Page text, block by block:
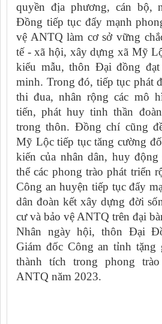
quyền địa phương, cán bộ,
Đồng tiếp tục đẩy mạnh
vệ ANTQ làm cơ sở vững
tế - xã hội, xây dựng xã Mỹ
kiểu mẫu, thôn Đại đồng
minh. Trong đó, tiếp tục phát
thi đua, nhân rộng các mô
tiến, phát huy tinh thần
trong thôn. Đồng chí cũng
Mỹ Lộc tiếp tục tăng cường
kiến của nhân dân, huy động
thể các phong trào phát triển
Công an huyện tiếp tục đẩy
dân đoàn kết xây dựng đời
cư và bảo vệ ANTQ trên đại
Nhân ngày hội, thôn Đại
Giám đốc Công an tỉnh tặng
thành tích trong phong
ANTQ năm 2023.